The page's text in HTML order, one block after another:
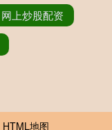
网上炒股配资
HTML地图